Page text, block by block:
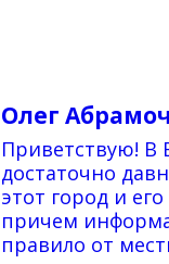
Олег
Приветствую! В
достаточно
этот город и
причем
правило от